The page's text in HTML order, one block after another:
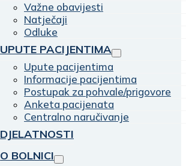
Važne obavijesti
Natječaji
Odluke
UPUTE PACIJENTIMA
Upute pacijentima
Informacije pacijentima
Postupak za pohvale/prigovore
Anketa pacijenata
Centralno naručivanje
DJELATNOSTI
O BOLNICI